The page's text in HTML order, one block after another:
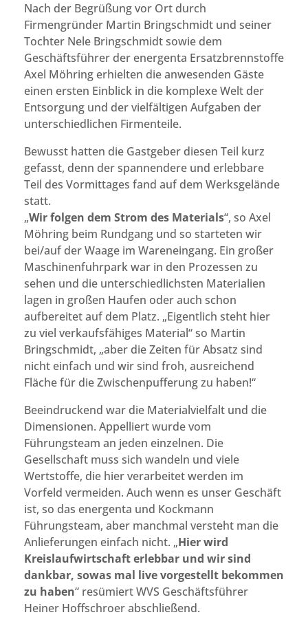
Nach der Begrüßung vor Ort durch
Firmengründer Martin Bringschmidt und seiner
Tochter Nele Bringschmidt sowie dem
Geschäftsführer der energenta Ersatzbrennstoffe
Axel Möhring erhielten die anwesenden Gäste
einen ersten Einblick in die komplexe Welt der
Entsorgung und der vielfältigen Aufgaben der
unterschiedlichen Firmenteile.
Bewusst hatten die Gastgeber diesen Teil kurz
gefasst, denn der spannendere und erlebbare
Teil des Vormittages fand auf dem Werksgelände
statt.
„Wir folgen dem Strom des Materials“, so Axel
Möhring beim Rundgang und so starteten wir
bei/auf der Waage im Wareneingang. Ein großer
Maschinenfuhrpark war in den Prozessen zu
sehen und die unterschiedlichsten Materialien
lagen in großen Haufen oder auch schon
aufbereitet auf dem Platz. „Eigentlich steht hier
zu viel verkaufsfähiges Material“ so Martin
Bringschmidt, „aber die Zeiten für Absatz sind
nicht einfach und wir sind froh, ausreichend
Fläche für die Zwischenpufferung zu haben!“
Beeindruckend war die Materialvielfalt und die
Dimensionen. Appelliert wurde vom
Führungsteam an jeden einzelnen. Die
Gesellschaft muss sich wandeln und viele
Wertstoffe, die hier verarbeitet werden im
Vorfeld vermeiden. Auch wenn es unser Geschäft
ist, so das energenta und Kockmann
Führungsteam, aber manchmal versteht man die
Anlieferungen einfach nicht. „Hier wird
Kreislaufwirtschaft erlebbar und wir sind
dankbar, sowas mal live vorgestellt bekommen
zu haben“ resümiert WVS Geschäftsführer
Heiner Hoffschroer abschließend.